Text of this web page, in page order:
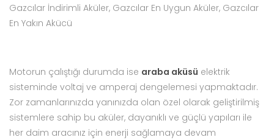
Gazcılar İndirimli Aküler, Gazcılar En Uygun Aküler, Gazcılar
En Yakın Akücü
Motorun çalıştığı durumda ise araba aküsü elektrik
sisteminde voltaj ve amperaj dengelemesi yapmaktadır.
Zor zamanlarınızda yanınızda olan özel olarak geliştirilmiş
sistemlere sahip bu aküler, dayanıklı ve güçlü yapıları ile
her daim aracınız için enerji sağlamaya devam